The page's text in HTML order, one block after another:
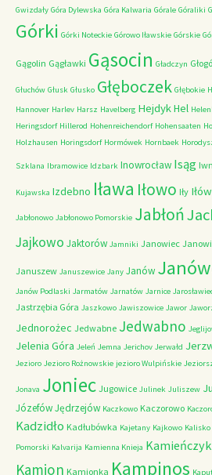
Gwizdały Góra Dylewska Góra Kalwaria Górale Góraliki
Górki Górki Noteckie Górowo Iławskie Górskie
Gągolin Gągławki Gąsocin Gładczyn
Głuchów Głusk Głusko Głęboczek Głębokie
Hannover Harlev Harsz Havelberg HejdykHel
Heringsdorf Hillerod Hohenreichendorf Hohensaaten
Holzhausen Horingsdorf Hormówek Hornbaek
Szklana Ibramowice Idzbark Inowrocław Isąg
Kujawska Izdebno Iława Iłowo Iły Iłów
Jabłonowo Jabłonowo Pomorskie Jabłoń
Jajkowo Jaktorów Jamniki Janowiec
Januszew Januszewice Jany Janów
Janów Podlaski Jarmatów Jarnatów Jarnice
Jastrzębia Góra Jaszkowo Jawiszowice Jawor
Jednorożec Jedwabne Jedwabno
Jelenia Góra Jeleń Jemna Jerichov Jerwałd
Jezioro Jezioro Rożnowskie jezioro Wulpińskie
Jonava Joniec Jugowice Julinek Juliszew
JózefówJędrzejów Kaczkowo Kaczorowo
Kadzidło Kadłubówka Kajetany Kajkowo Kalisko
Pomorski Kalvarija Kamienna Knieja Kamieńczyk
Kamion Kamionka Kampinos